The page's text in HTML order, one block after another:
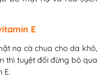
E
nạ cà chua cho da khô,
thì tuyệt đối đừng bỏ qua
E.